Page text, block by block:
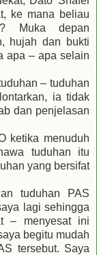
ke mana beliau
Muka depan
hujah dan bukti
apa – apa selain
– tuduhan
ia tidak
dan penjelasan
ketika menuduh
tuduhan itu
yang bersifat
tuduhan PAS
lagi sehingga
– menyesat ini
begitu mudah
tersebut. Saya